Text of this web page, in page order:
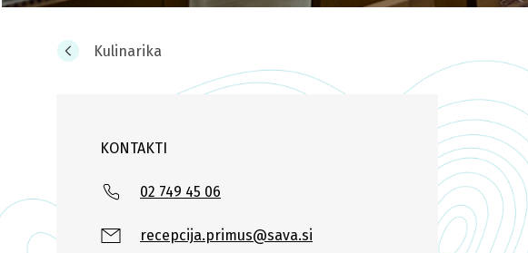
Kulinarika
KONTAKTI
02 749 45 06
recepcija.primus@sava.si